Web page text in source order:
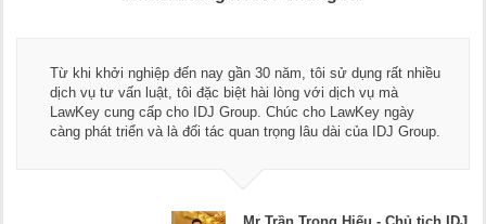
Từ khi khởi nghiệp đến nay gần 30 năm, tôi sử dụng rất nhiều
dịch vụ tư vấn luật, tôi đặc biệt hài lòng với dịch vụ mà
LawKey cung cấp cho IDJ Group. Chúc cho LawKey ngày
càng phát triển và là đối tác quan trọng lâu dài của IDJ Group.